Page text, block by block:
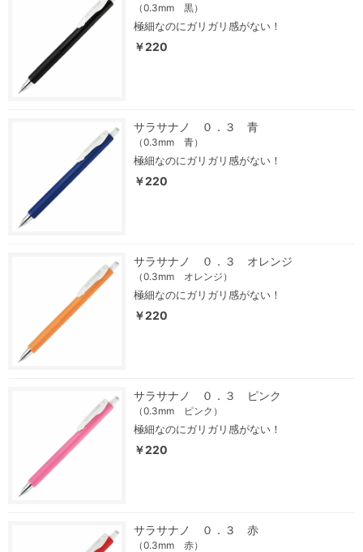
（0.3mm 黒）
極細なのにガリガリ感がない！
￥220
サラサナノ ０．３ 青
（0.3mm 青）
極細なのにガリガリ感がない！
￥220
サラサナノ ０．３ オレンジ
（0.3mm オレンジ）
極細なのにガリガリ感がない！
￥220
サラサナノ ０．３ ピンク
（0.3mm ピンク）
極細なのにガリガリ感がない！
￥220
サラサナノ ０．３ 赤
（0.3mm 赤）